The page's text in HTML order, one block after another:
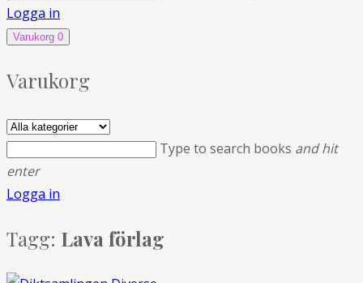
Logga in
Varukorg 0
Varukorg
Type to search books and hit
enter
Logga in
Tagg: Lava förlag